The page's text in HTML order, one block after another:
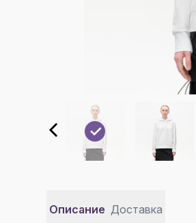
Описание Доставка